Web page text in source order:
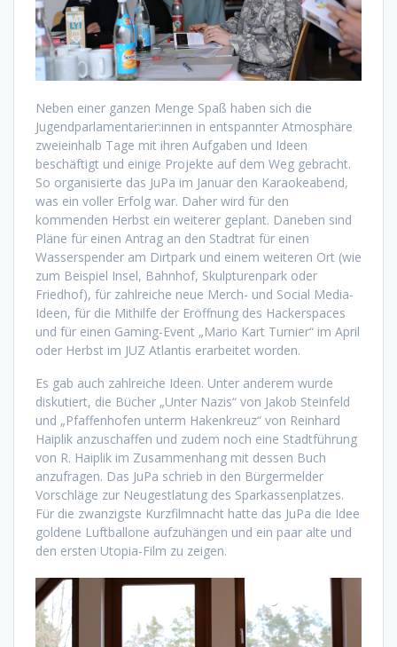
Neben einer ganzen Menge Spaß haben sich die
Jugendparlamentarier:innen in entspannter Atmosphäre
zweieinhalb Tage mit ihren Aufgaben und Ideen
beschäftigt und einige Projekte auf dem Weg gebracht.
So organisierte das JuPa im Januar den Karaokeabend,
was ein voller Erfolg war. Daher wird für den
kommenden Herbst ein weiterer geplant. Daneben sind
Pläne für einen Antrag an den Stadtrat für einen
Wasserspender am Dirtpark und einem weiteren Ort (wie
zum Beispiel Insel, Bahnhof, Skulpturenpark oder
Friedhof), für zahlreiche neue Merch- und Social Media-
Ideen, für die Mithilfe der Eröffnung des Hackerspaces
und für einen Gaming-Event „Mario Kart Turnier“ im April
oder Herbst im JUZ Atlantis erarbeitet worden.
Es gab auch zahlreiche Ideen. Unter anderem wurde
diskutiert, die Bücher „Unter Nazis“ von Jakob Steinfeld
und „Pfaffenhofen unterm Hakenkreuz“ von Reinhard
Haiplik anzuschaffen und zudem noch eine Stadtführung
von R. Haiplik im Zusammenhang mit dessen Buch
anzufragen. Das JuPa schrieb in den Bürgermelder
Vorschläge zur Neugestlatung des Sparkassenplatzes.
Für die zwanzigste Kurzfilmnacht hatte das JuPa die Idee
goldene Luftballone aufzuhängen und ein paar alte und
den ersten Utopia-Film zu zeigen.